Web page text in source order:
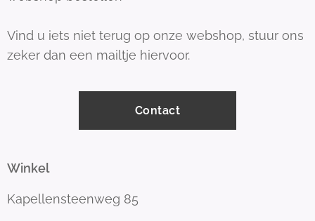
Vind u iets niet terug op onze webshop, stuur ons
zeker dan een mailtje hiervoor.
Contact
Winkel
Kapellensteenweg 85